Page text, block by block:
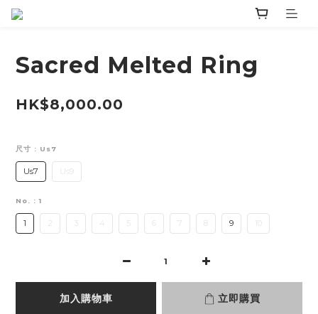
Sacred Melted Ring
HK$8,000.00
尺寸 : Us7
Us7
No. : 1
1 2 3 4 5 7 8 9 10
加入購物車 立即購買